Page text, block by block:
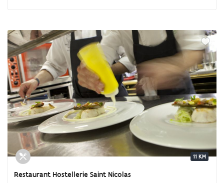
11 KM
Restaurant Hostellerie Saint Nicolas